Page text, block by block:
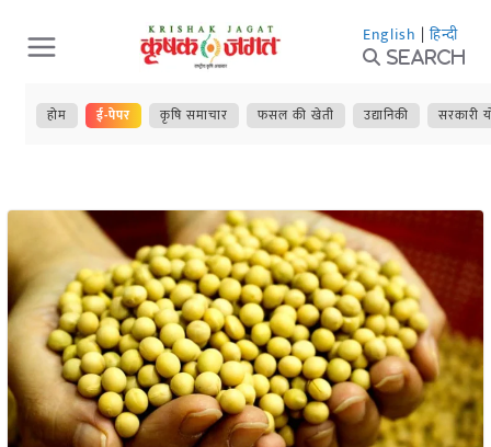
Skip
to
content
English | हिन्दी
Search
होम ई-पेपर कृषि समाचार फसल की खेती उद्यानिकी सरकारी